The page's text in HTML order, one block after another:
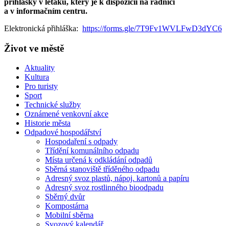
a v informačním centru.
Elektronická přihláška: https://forms.gle/7T9Fv1WVLFwD3dYC6
Život ve městě
Aktuality
Kultura
Pro turisty
Sport
Technické služby
Oznámené venkovní akce
Historie města
Odpadové hospodářství
Hospodaření s odpady
Třídění komunálního odpadu
Místa určená k odkládání odpadů
Sběrná stanoviště tříděného odpadu
Adresný svoz plastů, nápoj. kartonů a papíru
Adresný svoz rostlinného bioodpadu
Sběrný dvůr
Kompostárna
Mobilní sběrna